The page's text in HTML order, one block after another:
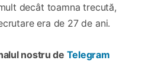
decât toamna trecută,
era de 27 de ani.
nostru de Telegram